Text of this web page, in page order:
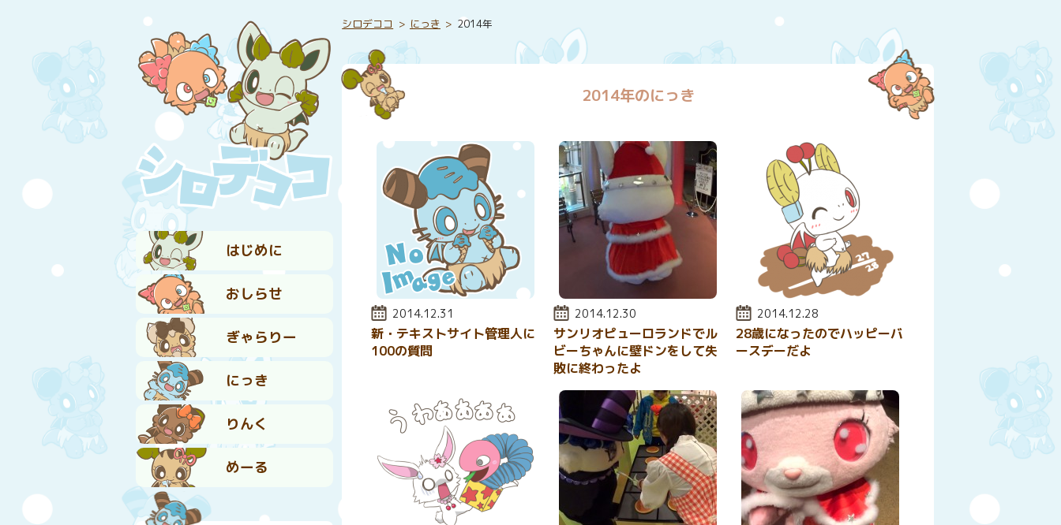
はじめに
おしらせ
ぎゃらりー
にっき
りんく
めーる
シロデココ にっき 2014年
2014年のにっき
投稿日:
2014.12.31
新・テキストサイト管理人に
100の質問
投稿日:
2014.12.30
サンリオピューロランドでル
ビーちゃんに壁ドンをして失
敗に終わったよ
投稿日:
2014.12.28
28歳になったのでハッピーバ
ースデーだよ